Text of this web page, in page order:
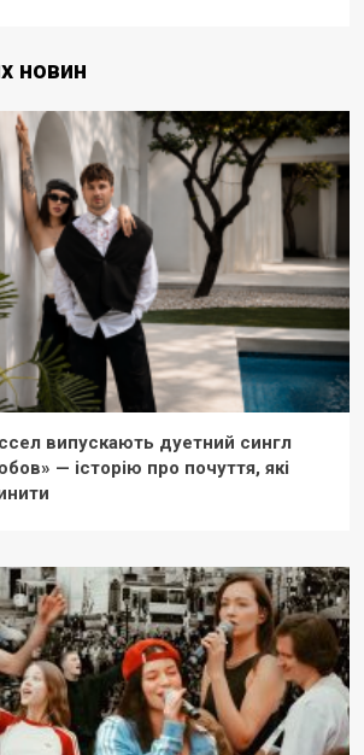
новин
випускають дуетний сингл
— історію про почуття, які